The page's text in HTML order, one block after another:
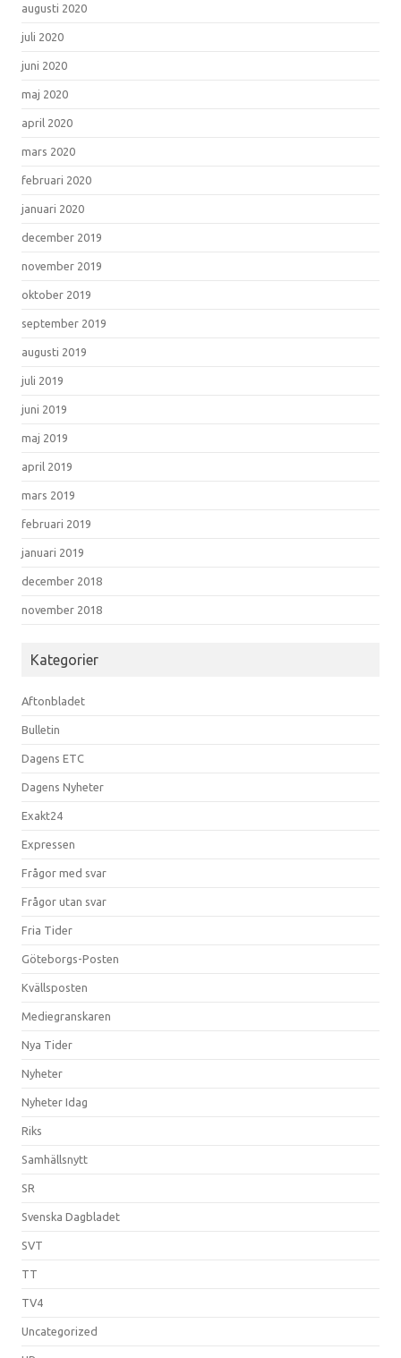
augusti 2020
juli 2020
juni 2020
maj 2020
april 2020
mars 2020
februari 2020
januari 2020
december 2019
november 2019
oktober 2019
september 2019
augusti 2019
juli 2019
juni 2019
maj 2019
april 2019
mars 2019
februari 2019
januari 2019
december 2018
november 2018
Kategorier
Aftonbladet
Bulletin
Dagens ETC
Dagens Nyheter
Exakt24
Expressen
Frågor med svar
Frågor utan svar
Fria Tider
Göteborgs-Posten
Kvällsposten
Mediegranskaren
Nya Tider
Nyheter
Nyheter Idag
Riks
Samhällsnytt
SR
Svenska Dagbladet
SVT
TT
TV4
Uncategorized